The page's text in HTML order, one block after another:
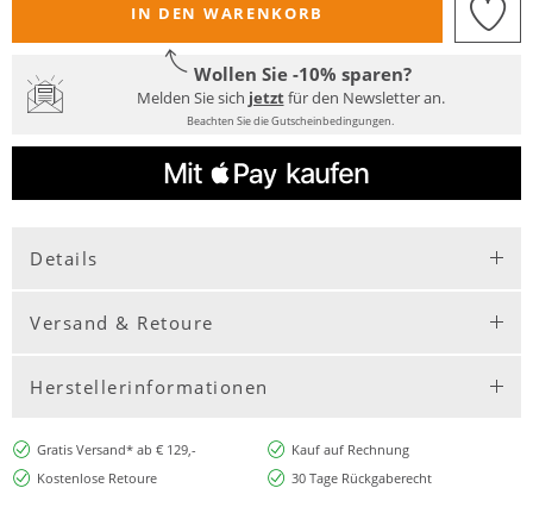
IN DEN WARENKORB
Wollen Sie -10% sparen?
Melden Sie sich jetztfür den Newsletter an.
Beachten Sie die Gutscheinbedingungen.
Details
Versand & Retoure
Herstellerinformationen
Gratis Versand* ab € 129,-
Kauf auf Rechnung
Kostenlose Retoure
30 Tage Rückgaberecht